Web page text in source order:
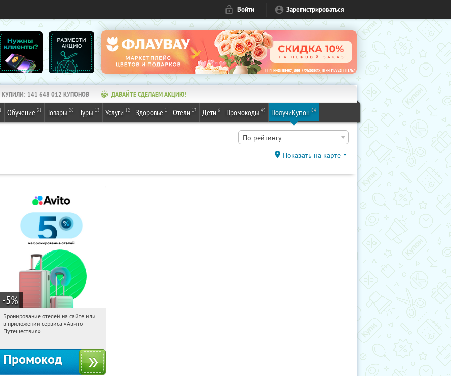
Войти Зарегистрироваться
КУПИЛИ: 141 648 012 КУПОНОВ ДАВАЙТЕ СДЕЛАЕМ АКЦИЮ!
1 Обучение 31 Товары 26 Туры 13 Услуги 12 Здоровье 1 Отели 17 Дети 6 Промокоды 49 ПолучиКупон 84
По рейтингу
Показать на карте
-5%
04:50:10
Получи первым!
Россия
Бронирование отелей на сайте или
в приложении сервиса «Авито
Путешествия»
Промокод